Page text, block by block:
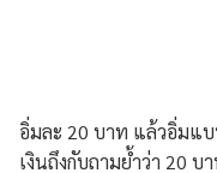
อิ่มละ 20 บาท แล้วอิ่มแ
เงินถึงกับถามย้ำว่า 20 บ